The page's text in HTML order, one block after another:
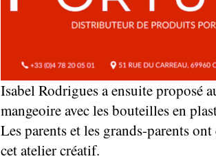
Isabel Rodrigues a ensuite proposé
mangeoire avec les bouteilles en
Les parents et les grands-parents
cet atelier créatif.